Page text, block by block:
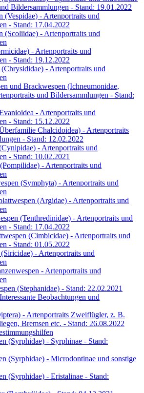
Bildersammlungen - Stand: 19.01.2022
(Vespidae) - Artenportraits und
- Stand: 17.04.2022
(Scoliidae) - Artenportraits und
- Artenportraits und
- Stand: 19.12.2022
- Artenportraits und
und Brackwespen (Ichneumonidae,
und Bildersammlungen - Stand:
- Artenportraits und
- Stand: 15.12.2022
Chalcidoidea) - Artenportraits
- Stand: 12.02.2022
- Artenportraits und
- Stand: 10.02.2021
- Artenportraits und
(Symphyta) - Artenportraits und
(Argidae) - Artenportraits und
(Tenthredinidae) - Artenportraits und
- Stand: 17.04.2022
(Cimbicidae) - Artenportraits und
- Stand: 01.05.2022
- Artenportraits und
- Artenportraits und
(Stephanidae) - Stand: 22.02.2021
Beobachtungen und
- Artenportraits Zweiflügler, z. B.
Bremsen etc. - Stand: 26.08.2022
(Syrphidae) - Syrphinae - Stand:
(Syrphidae) - Microdontinae und sonstige
(Syrphidae) - Eristalinae - Stand: